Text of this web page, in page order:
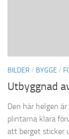
BILDER / BYGGE /
Utbyggnad
Den här helgen
plintarna klara
att berget sticker